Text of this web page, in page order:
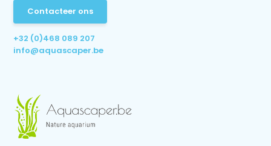
Contacteer ons
+32 (0)468 089 207
info@aquascaper.be